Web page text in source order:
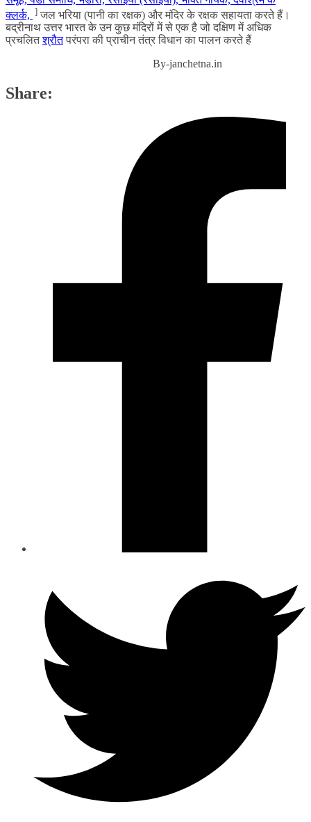
क्लर्क, ] जल भरिया (पानी का रक्षक) और मंदिर के रक्षक सहायता करते हैं।
बद्रीनाथ उत्तर भारत के उन कुछ मंदिरों में से एक है जो दक्षिण में अधिक
प्रचलितश्रौतपरंपरा की प्राचीन तंत्र विधान का पालन करते हैं
By-janchetna.in
Share: